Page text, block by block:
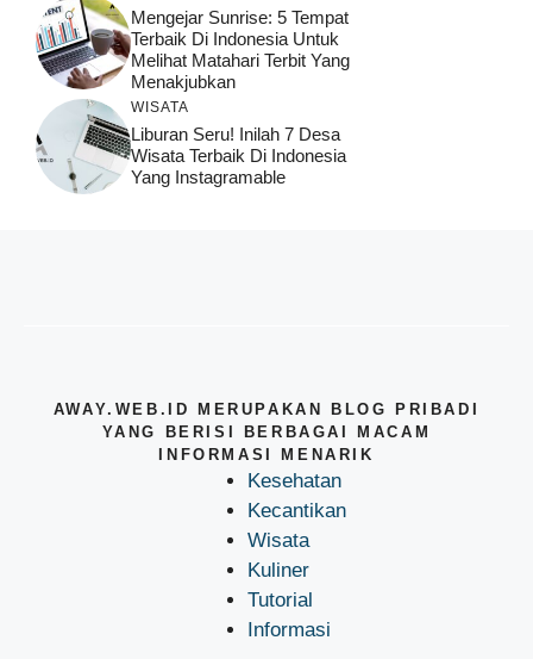
Mengejar Sunrise: 5 Tempat
Terbaik Di Indonesia Untuk
Melihat Matahari Terbit Yang
Menakjubkan
WISATA
Liburan Seru! Inilah 7 Desa
Wisata Terbaik Di Indonesia
Yang Instagramable
AWAY.WEB.ID MERUPAKAN BLOG PRIBADI
YANG BERISI BERBAGAI MACAM
INFORMASI MENARIK
Kesehatan
Kecantikan
Wisata
Kuliner
Tutorial
Informasi